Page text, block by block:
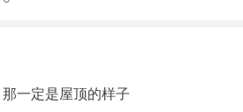
一定是屋顶的样子